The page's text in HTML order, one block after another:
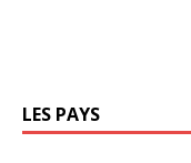
LES PAYS